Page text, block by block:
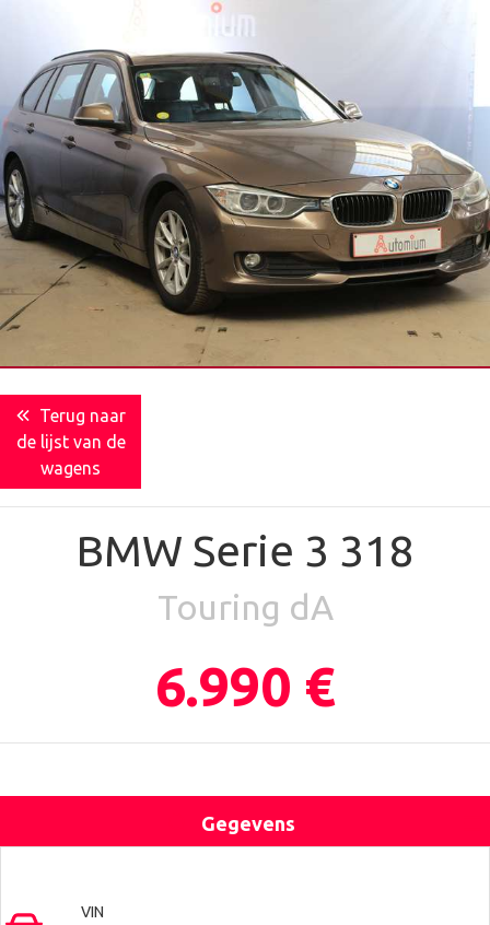
Terug naar
de lijst van de
wagens
BMW Serie 3 318
Touring dA
6.990 €
Gegevens
VIN